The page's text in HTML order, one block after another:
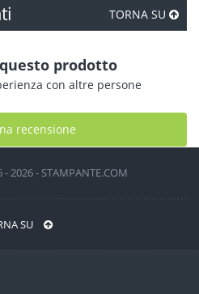
TORNA SU
prodotto
con altre persone
recensione
2026 - STAMPANTE.COM
SU